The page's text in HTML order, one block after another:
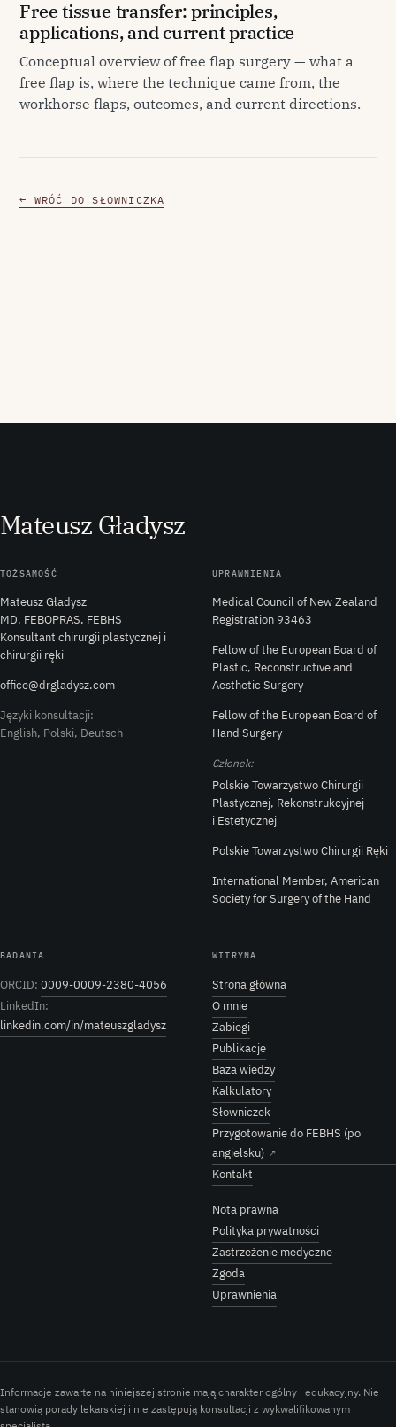
Free tissue transfer: principles,
applications, and current practice
Conceptual overview of free flap surgery — what a
free flap is, where the technique came from, the
workhorse flaps, outcomes, and current directions.
← WRÓĆ DO SŁOWNICZKA
Mateusz Gładysz
TOŻSAMOŚĆ
Mateusz Gładysz
MD, FEBOPRAS, FEBHS
Konsultant chirurgii plastycznej i
chirurgii ręki
office@drgladysz.com
Języki konsultacji:
English, Polski, Deutsch
UPRAWNIENIA
Medical Council of New Zealand
Registration 93463
Fellow of the European Board of
Plastic, Reconstructive and
Aesthetic Surgery
Fellow of the European Board of
Hand Surgery
Członek:
Polskie Towarzystwo Chirurgii
Plastycznej, Rekonstrukcyjnej
i Estetycznej
Polskie Towarzystwo Chirurgii Ręki
International Member, American
Society for Surgery of the Hand
BADANIA
ORCID: 0009-0009-2380-4056
LinkedIn:
linkedin.com/in/mateuszgladysz
WITRYNA
Strona główna
O mnie
Zabiegi
Publikacje
Baza wiedzy
Kalkulatory
Słowniczek
Przygotowanie do FEBHS (po
angielsku) ↗
Kontakt
Nota prawna
Polityka prywatności
Zastrzeżenie medyczne
Zgoda
Uprawnienia
Informacje zawarte na niniejszej stronie mają charakter ogólny i edukacyjny. Nie
stanowią porady lekarskiej i nie zastępują konsultacji z wykwalifikowanym